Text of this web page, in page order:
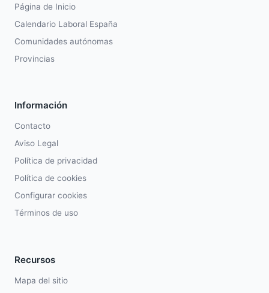
Página de Inicio
Calendario Laboral España
Comunidades autónomas
Provincias
Información
Contacto
Aviso Legal
Política de privacidad
Política de cookies
Configurar cookies
Términos de uso
Recursos
Mapa del sitio